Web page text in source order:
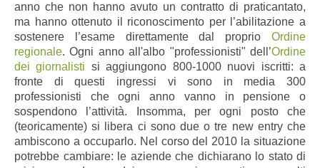
anno che non hanno avuto un contratto di praticantato,
ma hanno ottenuto il riconoscimento per l’abilitazione a
sostenere l’esame direttamente dal proprio Ordine
regionale. Ogni anno all'albo "professionisti" dell’Ordine
dei giornalisti si aggiungono 800-1000 nuovi iscritti: a
fronte di questi ingressi vi sono in media 300
professionisti che ogni anno vanno in pensione o
sospendono l’attività. Insomma, per ogni posto che
(teoricamente) si libera ci sono due o tre new entry che
ambiscono a occuparlo. Nel corso del 2010 la situazione
potrebbe cambiare: le aziende che dichiarano lo stato di